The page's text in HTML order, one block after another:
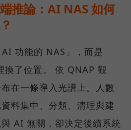
推論：AI NAS 如何
功能的 NAS」，而是
換了位置。 依 QNAP 觀
在一條導入光譜上。人數
料集中、分類、清理與建
AI 無關，卻決定後續系統